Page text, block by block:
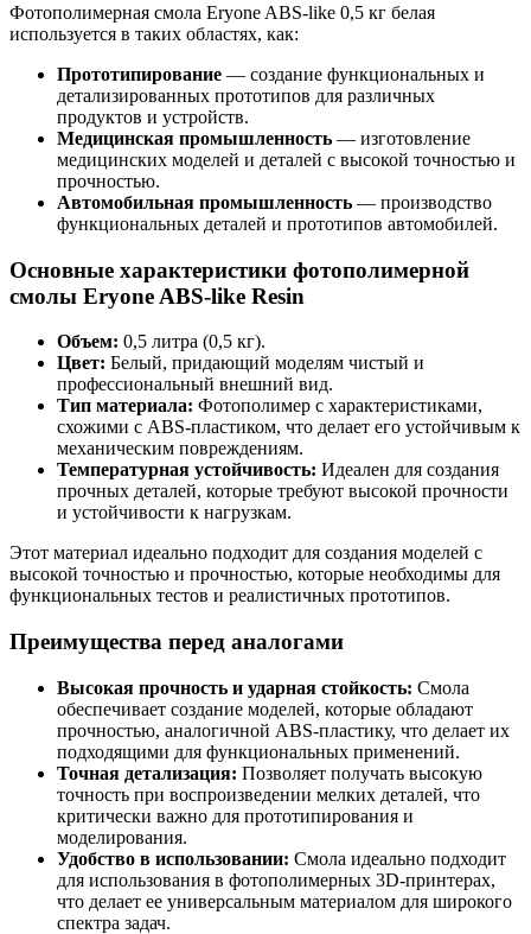
Фотополимерная смола Eryone ABS-like 0,5 кг белая
используется в таких областях, как:
Прототипирование — создание функциональных и
детализированных прототипов для различных
продуктов и устройств.
Медицинская промышленность — изготовление
медицинских моделей и деталей с высокой точностью и
прочностью.
Автомобильная промышленность — производство
функциональных деталей и прототипов автомобилей.
Основные характеристики фотополимерной
смолы Eryone ABS-like Resin
Объем: 0,5 литра (0,5 кг).
Цвет: Белый, придающий моделям чистый и
профессиональный внешний вид.
Тип материала: Фотополимер с характеристиками,
схожими с ABS-пластиком, что делает его устойчивым к
механическим повреждениям.
Температурная устойчивость: Идеален для создания
прочных деталей, которые требуют высокой прочности
и устойчивости к нагрузкам.
Этот материал идеально подходит для создания моделей с
высокой точностью и прочностью, которые необходимы для
функциональных тестов и реалистичных прототипов.
Преимущества перед аналогами
Высокая прочность и ударная стойкость: Смола
обеспечивает создание моделей, которые обладают
прочностью, аналогичной ABS-пластику, что делает их
подходящими для функциональных применений.
Точная детализация: Позволяет получать высокую
точность при воспроизведении мелких деталей, что
критически важно для прототипирования и
моделирования.
Удобство в использовании: Смола идеально подходит
для использования в фотополимерных 3D-принтерах,
что делает ее универсальным материалом для широкого
спектра задач.